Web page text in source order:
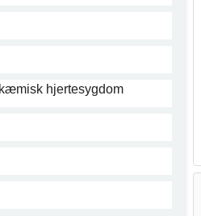
hjertesygdom